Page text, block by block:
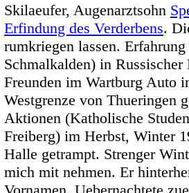
Skilaeufer, Augenarztsohn
Erfindung des Verderbens.
rumkriegen lassen.
Schmalkalden) in
Freunden im Wartburg Auto
Westgrenze von Thueringen
Aktionen (Katholische
Freiberg) im Herbst, Winter
Halle getrampt. Strenger
mich mit nehmen. Er